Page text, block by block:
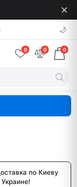
🌙
0 0 0
по Киеву
Украине!